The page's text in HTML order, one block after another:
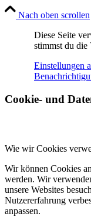
Nach oben scrollen
Diese Seite
stimmst du die
Einstellungen
Cookie- und
Wie wir Cookies
Wir können Cookies
werden. Wir
unsere Websites
Nutzererfahrung
anpassen.